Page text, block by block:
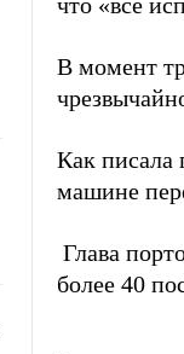
В момент
Как писала
машине
Глава
более 40